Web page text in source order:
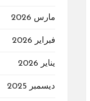
مارس 2026
فبراير 2026
يناير 2026
ديسمبر 2025